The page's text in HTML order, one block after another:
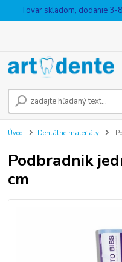
Tovar skladom, dodanie 3-
Úvod Dentálne materiály
Podbradnik
cm